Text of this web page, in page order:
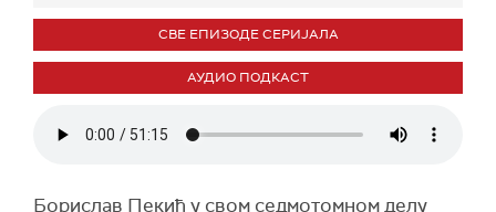
СВЕ ЕПИЗОДЕ СЕРИЈАЛА
АУДИО ПОДКАСТ
Борислав Пекић у свом седмотомном делу